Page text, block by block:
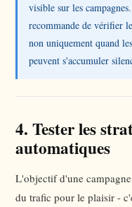
visible sur les
recommande de vérifier
non uniquement quand
peuvent s'accumuler
4. Tester les
automatiques
L'objectif d'une
du trafic pour le plaisir -